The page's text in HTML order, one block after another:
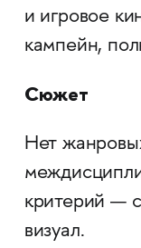
и игровое
кампейн,
Сюжет
Нет
критерий —
визуал.